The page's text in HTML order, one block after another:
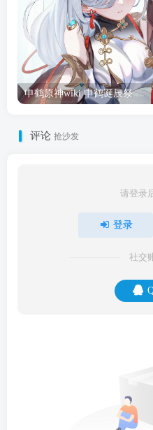
申鹤原神wiki 申鹤诞辰祭
评论 抢沙发
请登录
登录
社交